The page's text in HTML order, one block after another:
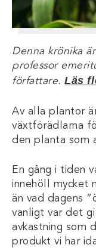
Denna krönika
professor
författare.Läs
Av alla plantor
växtförädlarna
den planta som
En gång i tiden
innehöll mycket
än vad dagens
vanligt var det
avkastning som
produkt vi har